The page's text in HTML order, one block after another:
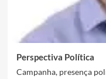
Perspectiva Política
Campanha, presença